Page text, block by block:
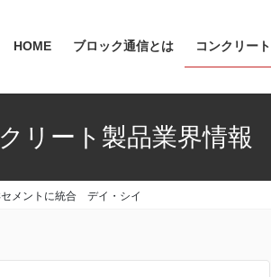
HOME ブロック通信とは コンクリー
リート製品業界情報
セメントに統合 デイ・シイ